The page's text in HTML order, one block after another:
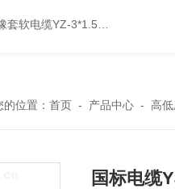
防水橡套扁电缆JHSB-3*4 专业厂家 MY-0.38/0.66kv矿用阻燃橡套电缆
的位置： 首页- 产品中心- 高
国标电缆